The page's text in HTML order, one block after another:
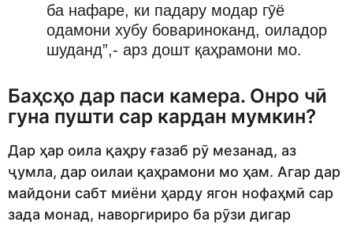
ба нафаре, ки падару модар гӯё
одамони хубу бовариноканд, оиладор
шуданд”,- арз дошт қаҳрамони мо.
Баҳсҳо дар паси камера. Онро чӣ
гуна пушти сар кардан мумкин?
Дар ҳар оила қаҳру ғазаб рӯ мезанад, аз
ҷумла, дар оилаи қаҳрамони мо ҳам. Агар дар
майдони сабт миёни ҳарду ягон нофаҳмӣ сар
зада монад, наворгириро ба рӯзи дигар